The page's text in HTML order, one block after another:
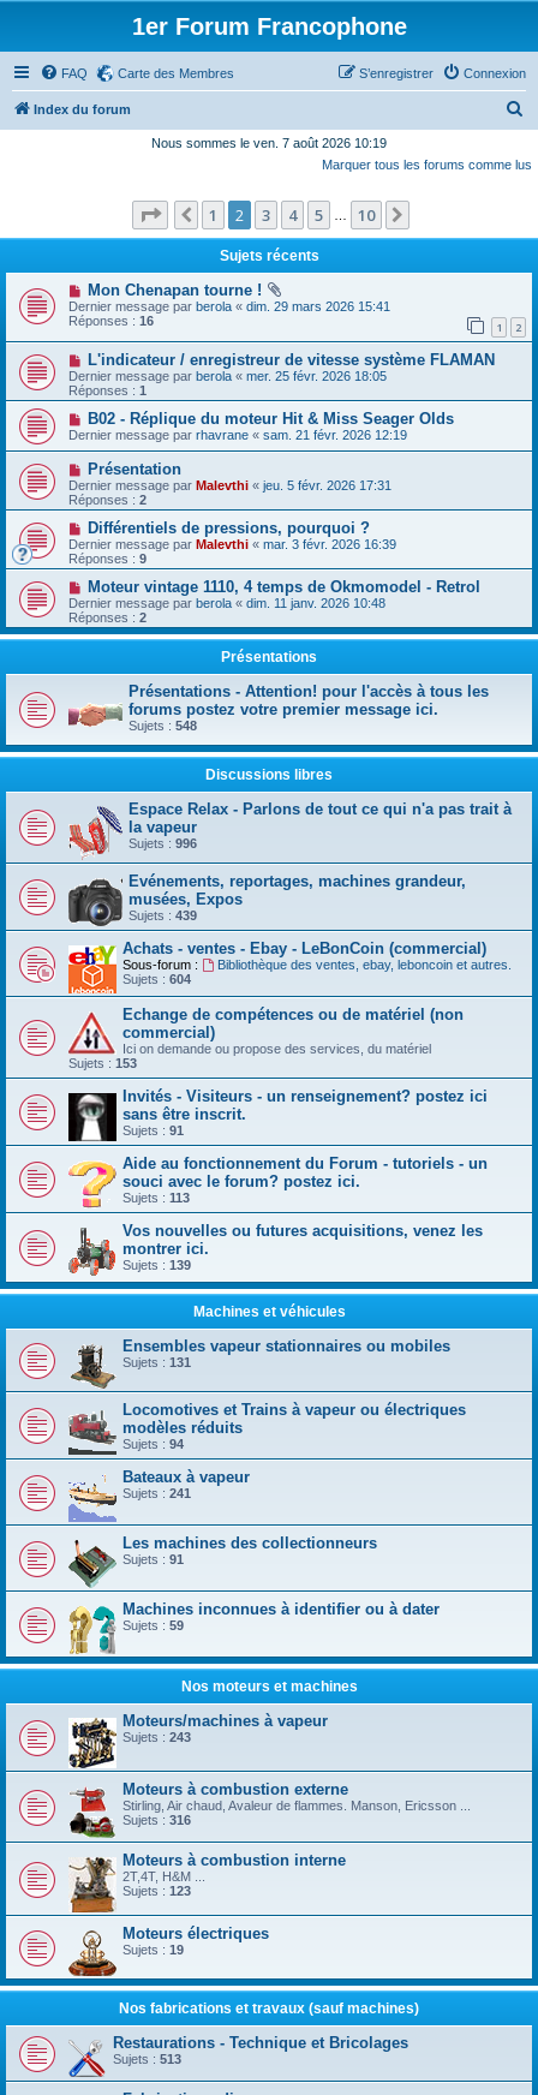
1er Forum Francophone
FAQ Carte des Membres Connexion
S’enregistrer
Index du forum
c
e
Nous sommes le ven. 7 août 2026 10:19
Marquer tous les forums comme lus
Page 2sur
Précédente
1 2 3 4 5 10
Sujets récents
Mon Chenapan tourne !
Dernier message par berola « dim. 29 mars 2026 15:41
Réponses : 16 1 2
L'indicateur / enregistreur de vitesse système FLAMAN
Dernier message par berola « mer. 25 févr. 2026 18:05
Réponses : 1
B02 - Réplique du moteur Hit & Miss Seager Olds
Dernier message par rhavrane « sam. 21 févr. 2026 12:19
Présentation
Dernier message par Malevthi « jeu. 5 févr. 2026 17:31
Réponses : 2
Différentiels de pressions, pourquoi ?
Dernier message par Malevthi « mar. 3 févr. 2026 16:39
Réponses : 9
Moteur vintage 1110, 4 temps de Okmomodel - Retrol
Dernier message par berola « dim. 11 janv. 2026 10:48
Réponses : 2
Présentations
Présentations - Attention! pour l'accès à tous les
forums postez votre premier message ici.
Sujets : 548
Discussions libres
Espace Relax - Parlons de tout ce qui n'a pas trait à
la vapeur
Sujets : 996
Evénements, reportages, machines grandeur,
musées, Expos
Sujets : 439
Achats - ventes - Ebay - LeBonCoin (commercial)
Sous-forum :
Bibliothèque des ventes, ebay, leboncoin et autres.
Sujets : 604
Echange de compétences ou de matériel (non
commercial)
Ici on demande ou propose des services, du matériel
Sujets : 153
Invités - Visiteurs - un renseignement? postez ici
sans être inscrit.
Sujets : 91
Aide au fonctionnement du Forum - tutoriels - un
souci avec le forum? postez ici.
Sujets : 113
Vos nouvelles ou futures acquisitions, venez les
montrer ici.
Sujets : 139
Machines et véhicules
Ensembles vapeur stationnaires ou mobiles
Sujets : 131
Locomotives et Trains à vapeur ou électriques
modèles réduits
Sujets : 94
Bateaux à vapeur
Sujets : 241
Les machines des collectionneurs
Sujets : 91
Machines inconnues à identifier ou à dater
Sujets : 59
Nos moteurs et machines
Moteurs/machines à vapeur
Sujets : 243
Moteurs à combustion externe
Stirling, Air chaud, Avaleur de flammes. Manson, Ericsson ...
Sujets : 316
Moteurs à combustion interne
2T,4T, H&M ...
Sujets : 123
Moteurs électriques
Sujets : 19
Nos fabrications et travaux (sauf machines)
Restaurations - Technique et Bricolages
Sujets : 513